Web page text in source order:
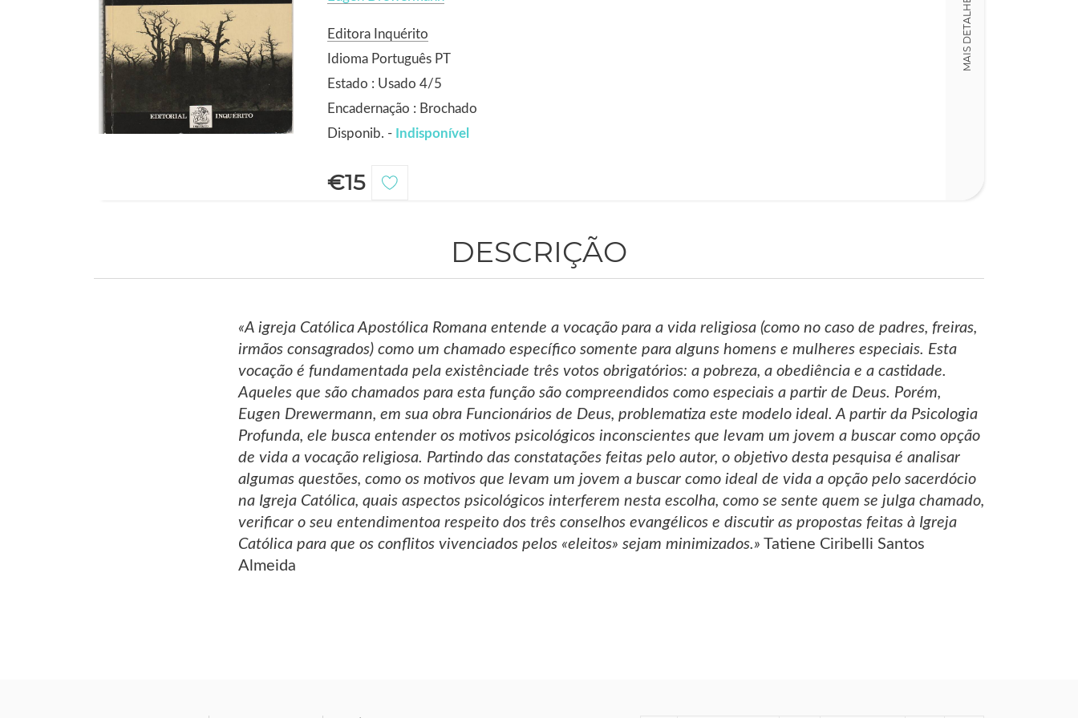
Editora Inquérito
Idioma Português PT
Estado : Usado 4/5
Encadernação : Brochado
Disponib. - Indisponível
€15
MAIS DETALHES
DESCRIÇÃO
«A igreja Católica Apostólica Romana entende a vocação para a vida religiosa (como no caso de padres, freiras,
irmãos consagrados) como um chamado específico somente para alguns homens e mulheres especiais. Esta
vocação é fundamentada pela existênciade três votos obrigatórios: a pobreza, a obediência e a castidade.
Aqueles que são chamados para esta função são compreendidos como especiais a partir de Deus. Porém,
Eugen Drewermann, em sua obra Funcionários de Deus, problematiza este modelo ideal. A partir da Psicologia
Profunda, ele busca entender os motivos psicológicos inconscientes que levam um jovem a buscar como opção
de vida a vocação religiosa. Partindo das constatações feitas pelo autor, o objetivo desta pesquisa é analisar
algumas questões, como os motivos que levam um jovem a buscar como ideal de vida a opção pelo sacerdócio
na Igreja Católica, quais aspectos psicológicos interferem nesta escolha, como se sente quem se julga chamado,
verificar o seu entendimentoa respeito dos três conselhos evangélicos e discutir as propostas feitas à Igreja
Católica para que os conflitos vivenciados pelos «eleitos» sejam minimizados.» Tatiene Ciribelli Santos
Almeida